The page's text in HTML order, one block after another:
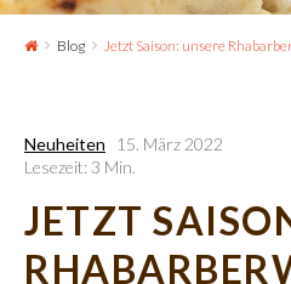
Blog Jetzt Saison: unsere
Neuheiten
15. März 2022
Lesezeit: 3 Min.
JETZT